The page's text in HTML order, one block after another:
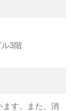
3階
す。また、消